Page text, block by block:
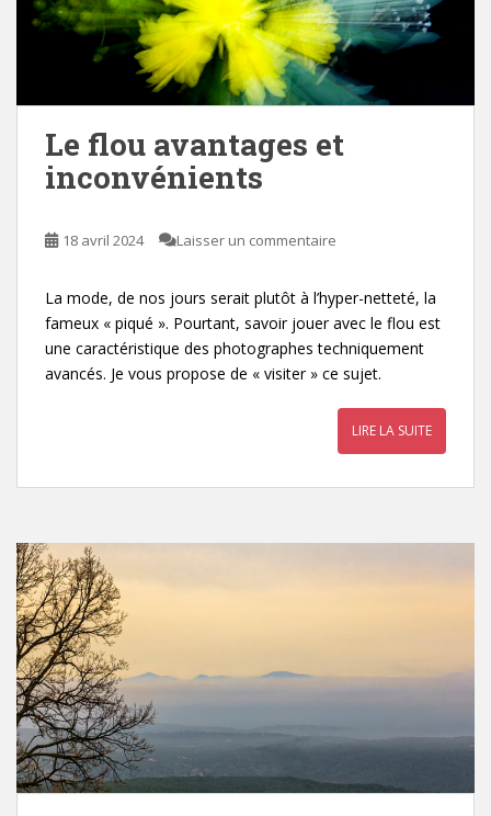
Le flou avantages et
inconvénients
18 avril 2024 Laisser un commentaire
La mode, de nos jours serait plutôt à l’hyper-netteté, la
fameux « piqué ». Pourtant, savoir jouer avec le flou est
une caractéristique des photographes techniquement
avancés. Je vous propose de « visiter » ce sujet.
LIRE LA SUITE